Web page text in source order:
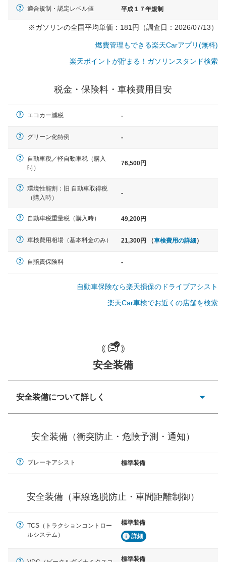
ノア、セレナ、プリウス、カロー
ラ、ステップワゴン など
クラウン、アルファード、フォレ
カD:5 など
一般的な荷物のサイズの目安
適合規制・認定レベル値 平成１７年規制
※ガソリンの全国平均単価：181円（調査日：2026/07/13）
燃費管理もできる楽天Carアプリ(無料)
楽天ポイントが貯まる！ガソリンスタンド検索
税金・保険料・車検費用目安
エコカー減税 -
グリーン化特例 -
自動車税／軽自動車税（購入
時）
76,500円
環境性能割：旧 自動車取得税
（購入時）
-
自動車税重量税（購入時） 49,200円
車検費用相場（基本料金のみ） 21,300円 （車検費用の詳細）
自賠責保険料 -
自動車保険なら楽天損保のドライブアシスト
楽天Car車検でお近くの店舗を検索
安全装備
安全装備について詳しく
ーキアシスト、ABSなどが装備されています。
見えにくい場所に潜む危険を予測・通知するためのシス
車線逸脱防止
車間距離制御
ブ・クルーズ・コントロールなどが装備されています。
安全装備（衝突防止・危険予測・通知）
ブレーキアシスト 標準装備
安全装備（車線逸脱防止・車間距離制御）
TCS（トラクションコントロー
ルシステム）
標準装備
詳細
標準装備